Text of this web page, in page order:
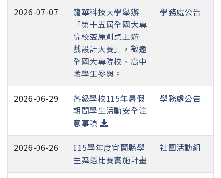
2026-07-07
龍華科技大學舉辦
「第十五屆全國大專
院校盃原創桌上遊
戲設計大賽」，敬邀
全國大專院校、高中
職學生參與。
學務處公告
2026-06-29
各級學校115年暑假
期間學生活動安全注
意事項
學務處公告
2026-06-26
115學年度宜蘭縣學
生舞蹈比賽實施計畫
社團活動組